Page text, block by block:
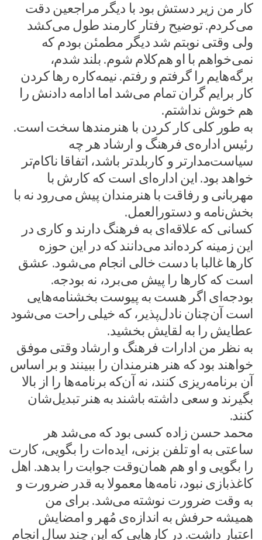
کار من زیر دستش بود با دیگر مراجعین دقت
می‌کردم. توضیح رفتار کارمند طول می‌کشد
ولی وقتی نوبتم شد دیگر مطمئن بودم که
نمی‌خواهم با او هم‌کلام شوم. بلند شدم،
برگه‌هایم را گرفتم و رفتم. نیمه‌کاره رها کردن
کار برایم گران تمام می‌شد اما ادامه دادنش را
هم خوش نداشتم.
به طور کلی کار کردن با هنرمندها سخت است.
رئیس اداره‌ی فرهنگ و ارشاد هر چه
سیاست‌مدارتر و کاربلدتر باشد، اتفاقا ناکام‌تر
خواهد بود. این اداره‌ای است که کارش با
مهربانی و رفاقت با هنرمندان پیش می‌رود نه با
بخش‌نامه و دستورالعمل.
کسانی که علاقه‌ای به فرهنگ دارند و کاری در
این زمینه کرده‌اند می‌دانند که در این حوزه
کارها غالبا با دست خالی انجام می‌شود. عشق
است که کارها را پیش می‌برد، نه بودجه.
بودجه‌‌ای اگر هست به پیوست بخشنامه‌هایی
است آن‌چنان نادل‌پذیر، که خیلی راحت می‌شود
عطایش را به لقایش بخشید.
به نظر من ادارات فرهنگ و ارشاد وقتی موفق
خواهند بود که هنر هنرمندان را ببینند و بر اساس
آن برنامه‌ریزی کنند، نه آن‌که برنامه‌ها را از بالا
بگیرند و سعی داشته باشند به هنر تبدیل‌شان
کنند.
محمد حسن زاده کسی بود که می‌شد هر
ساعتی به او تلفن بزنی، ایده‌ات را بگویی، کارت
را بگویی و او هم همان‌وقت جوابت را بدهد. اهل
کاغذبازی نبود، نامه‌ها معمولا به قدر ضرورت و
به وقت ضرورت نوشته می‌شد. برای من
همیشه حرفش به اندازه‌ی مُهر و امضایش
اعتبار داشت. در کارهایی که این چند سال انجام